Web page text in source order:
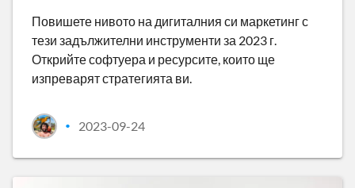
Повишете нивото на дигиталния си маркетинг с
тези задължителни инструменти за 2023 г.
Открийте софтуера и ресурсите, които ще
изпреварят стратегията ви.
• 2023-09-24